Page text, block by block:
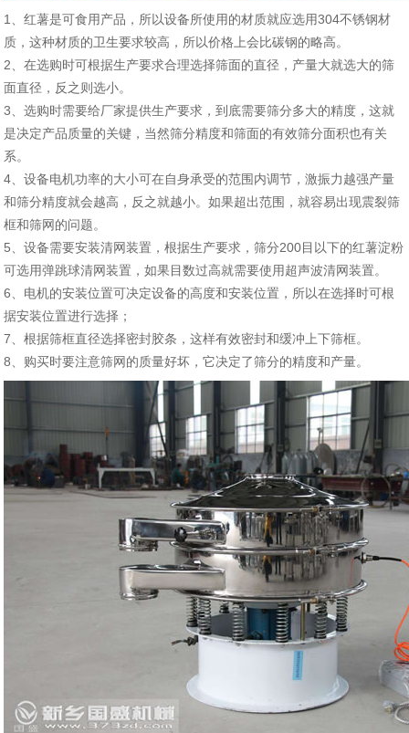
1、红薯是可食用产品，所以设备所使用的材质就应选用304不锈钢材
质，这种材质的卫生要求较高，所以价格上会比碳钢的略高。
2、在选购时可根据生产要求合理选择筛面的直径，产量大就选大的筛
面直径，反之则选小。
3、选购时需要给厂家提供生产要求，到底需要筛分多大的精度，这就
是决定产品质量的关键，当然筛分精度和筛面的有效筛分面积也有关
系。
4、设备电机功率的大小可在自身承受的范围内调节，激振力越强产量
和筛分精度就会越高，反之就越小。如果超出范围，就容易出现震裂筛
框和筛网的问题。
5、设备需要安装清网装置，根据生产要求，筛分200目以下的红薯淀粉
可选用弹跳球清网装置，如果目数过高就需要使用超声波清网装置。
6、电机的安装位置可决定设备的高度和安装位置，所以在选择时可根
据安装位置进行选择；
7、根据筛框直径选择密封胶条，这样有效密封和缓冲上下筛框。
8、购买时要注意筛网的质量好坏，它决定了筛分的精度和产量。